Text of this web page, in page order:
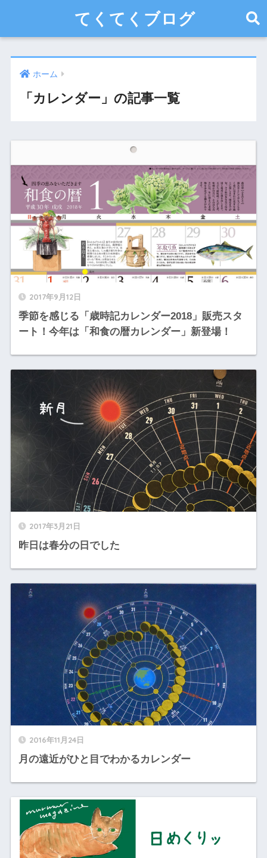
てくてくブログ
ホーム
「カレンダー」の記事一覧
2017年9月12日
季節を感じる「歳時記カレンダー2018」販売スタ
ート！今年は「和食の暦カレンダー」新登場！
2017年3月21日
昨日は春分の日でした
2016年11月24日
月の遠近がひと目でわかるカレンダー